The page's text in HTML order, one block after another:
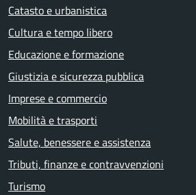
Catasto e urbanistica
Cultura e tempo libero
Educazione e formazione
Giustizia e sicurezza pubblica
Imprese e commercio
Mobilità e trasporti
Salute, benessere e assistenza
Tributi, finanze e contravvenzioni
Turismo